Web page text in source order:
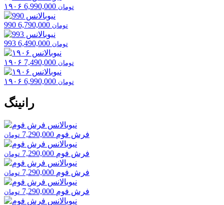
۱۹۰۶ 6,990,000 تومان
990 6,790,000 تومان
993 6,490,000 تومان
۱۹۰۶ 7,490,000 تومان
۱۹۰۶ 6,990,000 تومان
رانینگ
فرش فوم 7,290,000 تومان
فرش فوم 7,290,000 تومان
فرش فوم 7,290,000 تومان
فرش فوم 7,290,000 تومان